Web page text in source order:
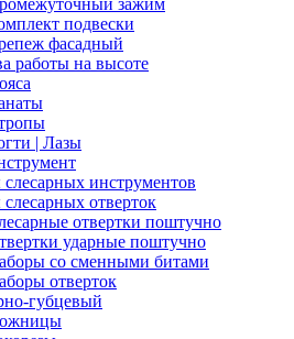
зажим
подвески
фасадный
работы на высоте
| Лазы
инструментов
отверток
отвертки поштучно
ударные поштучно
со сменными битами
отверток
губцевый